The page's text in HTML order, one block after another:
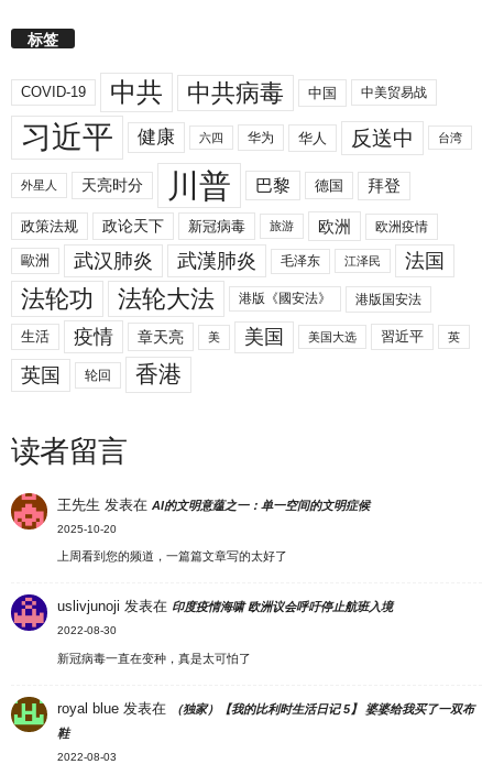
标签
COVID-19 中共 中共病毒 中国 中美贸易战
习近平 健康 六四 华为 华人 反送中 台湾
外星人 天亮时分 川普 巴黎 德国 拜登
政策法规 政论天下 新冠病毒 旅游 欧洲 欧洲疫情
歐洲 武汉肺炎 武漢肺炎 毛泽东 江泽民 法国
法轮功 法轮大法 港版《國安法》 港版国安法
生活 疫情 章天亮 美 美国 美国大选 習近平 英
英国 轮回 香港
读者留言
王先生 发表在AI的文明意蕴之一：单一空间的文明症候
2025-10-20
上周看到您的频道，一篇篇文章写的太好了
uslivjunoji 发表在 印度疫情海啸 欧洲议会呼吁停止航班入境
2022-08-30
新冠病毒一直在变种，真是太可怕了
royal blue 发表在
（独家）【我的比利时生活日记 5】 婆婆给我买了一双布
鞋
2022-08-03